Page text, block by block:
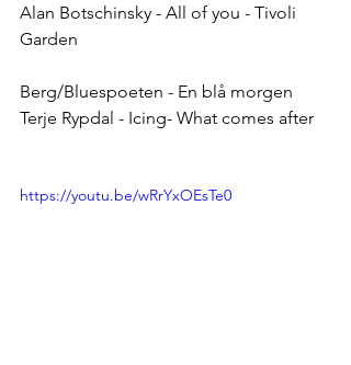
Alan Botschinsky - All of you - Tivoli
Garden
Berg/Bluespoeten - En blå morgen
Terje Rypdal - Icing- What comes after
https://youtu.be/wRrYxOEsTe0